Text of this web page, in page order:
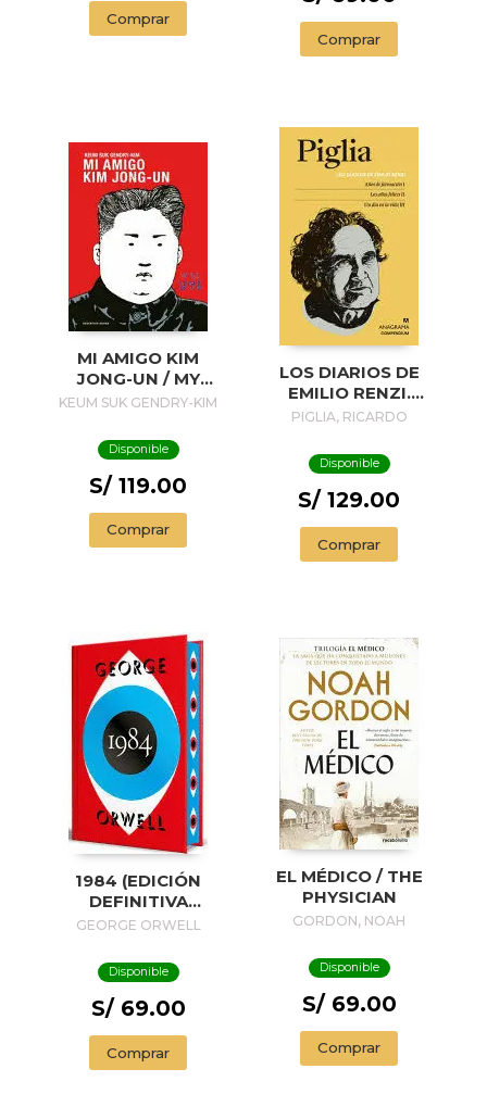
Comprar
Comprar
MI AMIGO KIM
JONG-UN / MY
FRIEND KIM JONG-
KEUM SUK GENDRY-KIM
Disponible
S/ 119.00
Comprar
LOS DIARIOS DE
EMILIO RENZI.
AÑOS DE
AÑOS FELICES II;
UN DIA EN LA VIDA
III
PIGLIA, RICARDO
Disponible
S/ 129.00
Comprar
1984 (EDICIÓN
DEFINITIVA
AVALADA POR THE
(EDICIÓN ESPECIAL
LIMITADA CON
CANTOS
PINTADOS) / 1984
(EDITION
ENDORSED BY THE
GEORGE ORWELL
Disponible
S/ 69.00
Comprar
EL MÉDICO / THE
PHYSICIAN
GORDON, NOAH
Disponible
S/ 69.00
Comprar